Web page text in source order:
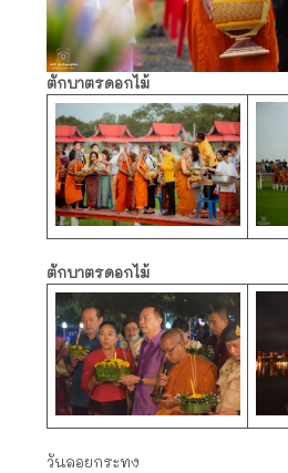
ตักบาตรดอกไม้
ตักบาตรดอกไม้
วันลอยกระทง